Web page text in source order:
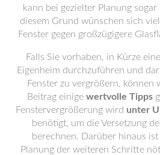
kann bei gezielter Planung
diesem Grund wünschen sich
Fenster gegen großzügigere
Falls Sie vorhaben, in Kürze
Eigenheim durchzuführen und
Fenster zu vergrößern, können
Beitrag einige wertvolle Tipps
Fenstervergrößerung wird unter
benötigt, um die Versetzung
berechnen. Darüber hinaus
Planung der weiteren Schritte